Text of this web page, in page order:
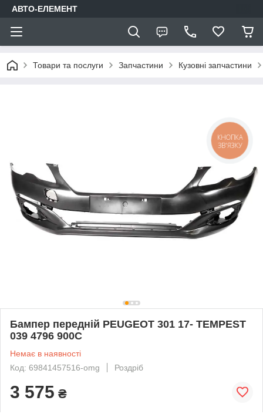
АВТО-ЕЛЕМЕНТ
Товари та послуги Запчастини Кузовні запчастини
Бампер передній PEUGEOT 301 17- TEMPEST
039 4796 900C
Немає в наявності
Код: 69841457516-omg
Роздріб
3 575 ₴
КНОПКА
ЗВ'ЯЗКУ